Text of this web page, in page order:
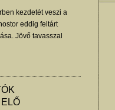
kezdetét veszi a
eddig feltárt
Jövő tavasszal